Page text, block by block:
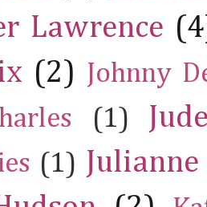
Lawrence
(2) Johnny
(1)
(1)